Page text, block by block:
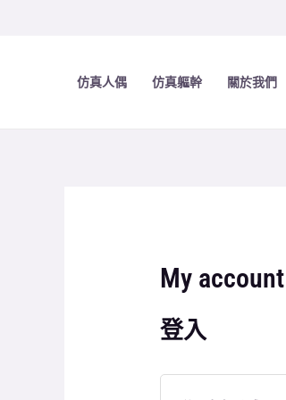
仿真人偶 仿真軀幹 關於我們
My account
登入